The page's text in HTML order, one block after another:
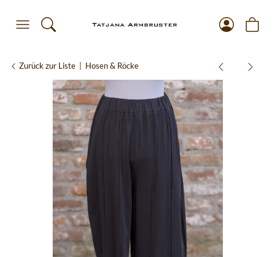
Zurück zur Liste Hosen & Röcke